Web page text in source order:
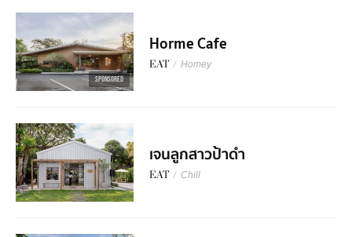
SPONSORED
Horme Cafe
EAT / Homey
เจนลูกสาวป้าดำ
EAT / Chill